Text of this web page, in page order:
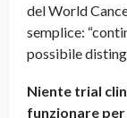
del World
semplice:
possibile
Niente trial
funzionare